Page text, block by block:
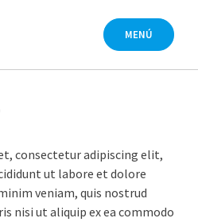
MENÚ
consectetur adipiscing elit,
ut labore et dolore
veniam, quis nostrud
nisi ut aliquip ex ea commodo